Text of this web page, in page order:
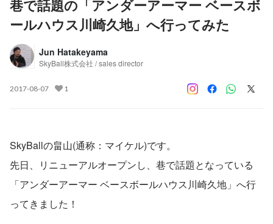
巷で話題の「アンダーアーマー ベースボ
ールハウス川崎久地」へ行ってみた
Jun Hatakeyama
SkyBall株式会社 / sales director
2017-08-07 1
SkyBallの畠山(通称：マイケル)です。
先日、リニューアルオープンし、巷で話題となっている
「アンダーアーマー ベースボールハウス川崎久地」へ行
ってきました！